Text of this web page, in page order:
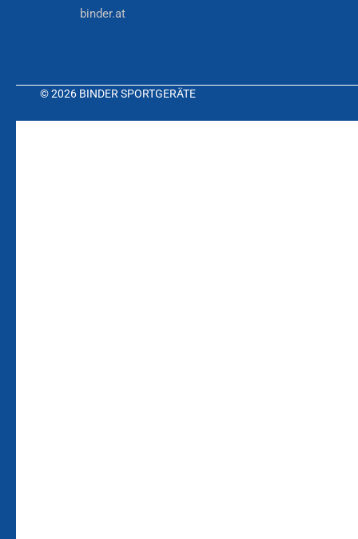
binder.at
© 2026 BINDER SPORTGERÄTE